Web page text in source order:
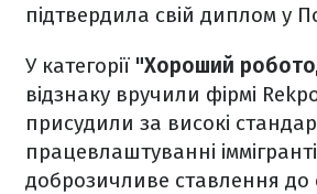
підтвердила свій диплом у
У категорії "Хороший
відзнаку вручили фірмі
присудили за високі
працевлаштуванні
доброзичливе ставлення до